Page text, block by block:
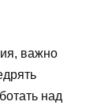
важно
над